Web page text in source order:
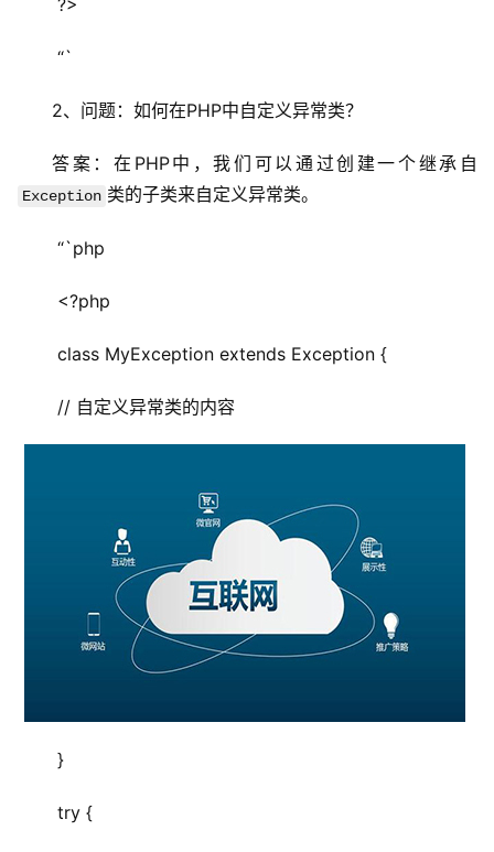
C
维
“`
2、问题：如何在PHP中自定义异常类？
答案：在PHP中，我们可以通过创建一个继承自
Exception 类的子类来自定义异常类。
“`php
<?php
class MyException extends Exception {
// 自定义异常类的内容
}
try {